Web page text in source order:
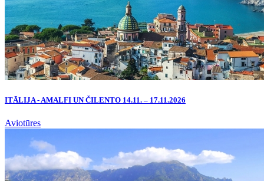
ITĀLIJA - AMALFI UN ČILENTO 14.11. – 17.11.2026
Aviotūres